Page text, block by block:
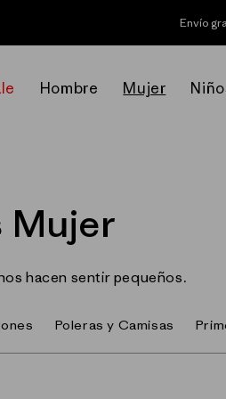
Envío
Hombre Mujer
Mujer
hacen sentir pequeños.
Poleras y Camisas